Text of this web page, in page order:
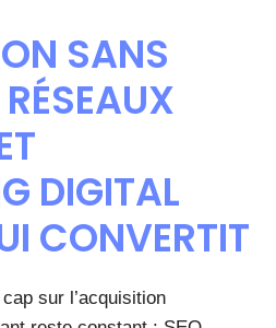
SANS
DIGITAL
CONVERTIT
sur l’acquisition